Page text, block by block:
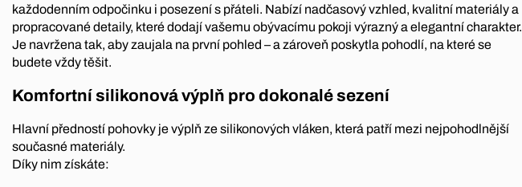
každodenním odpočinku i posezení s přáteli. Nabízí nadčasový vzhled, kvalitní materiály a
propracované detaily, které dodají vašemu obývacímu pokoji výrazný a elegantní charakter.
Je navržena tak, aby zaujala na první pohled – a zároveň poskytla pohodlí, na které se
budete vždy těšit.
Komfortní silikonová výplň pro dokonalé sezení
Hlavní předností pohovky je výplň ze silikonových vláken, která patří mezi nejpohodlnější
současné materiály.
Díky nim získáte: